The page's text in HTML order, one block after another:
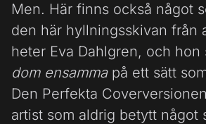
Men. Här finns också något
den här hyllningsskivan från
heter Eva Dahlgren, och hon
dom ensammapå ett sätt
Den Perfekta
artist som aldrig betytt något